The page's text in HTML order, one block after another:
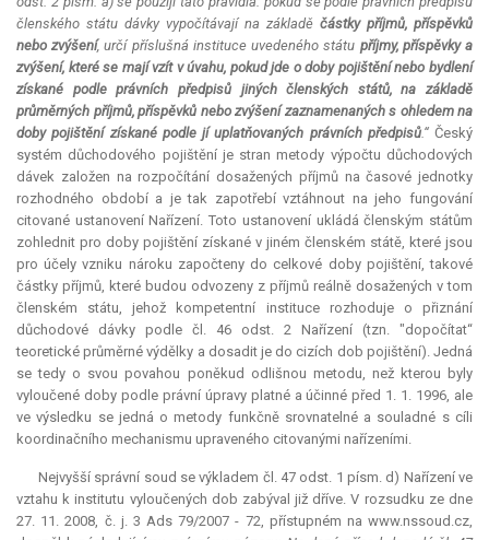
členského státu dávky vypočítávají na základě částky příjmů, příspěvků
nebo zvýšení, určí příslušná instituce uvedeného státu příjmy, příspěvky a
zvýšení, které se mají vzít v úvahu, pokud jde o doby pojištění nebo bydlení
získané podle právních předpisů jiných členských států, na základě
průměrných příjmů, příspěvků nebo zvýšení zaznamenaných s ohledem na
doby pojištění získané podle jí uplatňovaných právních předpisů.“Český
systém důchodového pojištění je stran metody výpočtu důchodových
dávek založen na rozpočítání dosažených příjmů na časové jednotky
rozhodného období a je tak zapotřebí vztáhnout na jeho fungování
citované ustanovení Nařízení. Toto ustanovení ukládá členským státům
zohlednit pro doby pojištění získané v jiném členském státě, které jsou
pro účely vzniku nároku započteny do celkové doby pojištění, takové
částky příjmů, které budou odvozeny z příjmů reálně dosažených v tom
členském státu, jehož kompetentní instituce rozhoduje o přiznání
důchodové dávky podle čl. 46 odst. 2 Nařízení (tzn. "dopočítat“
teoretické průměrné výdělky a dosadit je do cizích dob pojištění). Jedná
se tedy o svou povahou poněkud odlišnou metodu, než kterou byly
vyloučené doby podle právní úpravy platné a účinné před 1. 1. 1996, ale
ve výsledku se jedná o metody funkčně srovnatelné a souladné s cíli
koordinačního mechanismu upraveného citovanými nařízeními.
Nejvyšší správní soud se výkladem čl. 47 odst. 1 písm. d) Nařízení ve
vztahu k institutu vyloučených dob zabýval již dříve. V rozsudku ze dne
27. 11. 2008, č. j. 3 Ads 79/2007 - 72, přístupném na www.nssoud.cz,